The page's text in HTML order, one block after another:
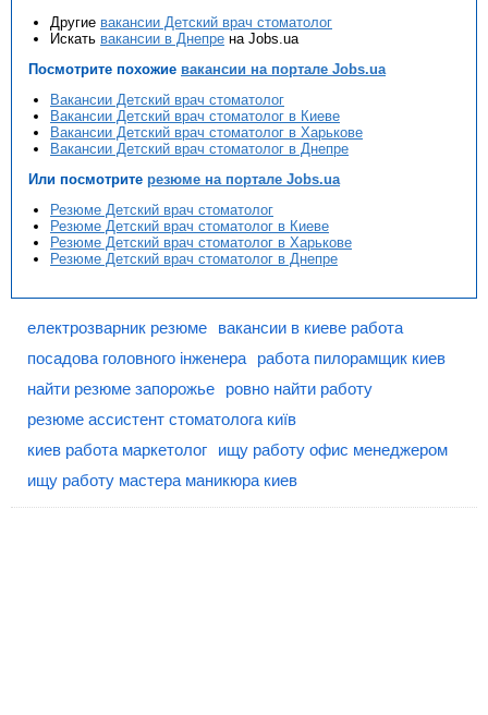
Другие вакансии Детский врач стоматолог
Искать вакансии в Днепре на Jobs.ua
Посмотрите похожие вакансии на портале Jobs.ua
Вакансии Детский врач стоматолог
Вакансии Детский врач стоматолог в Киеве
Вакансии Детский врач стоматолог в Харькове
Вакансии Детский врач стоматолог в Днепре
Или посмотрите резюме на портале Jobs.ua
Резюме Детский врач стоматолог
Резюме Детский врач стоматолог в Киеве
Резюме Детский врач стоматолог в Харькове
Резюме Детский врач стоматолог в Днепре
електрозварник резюме
вакансии в киеве работа
посадова головного інженера
работа пилорамщик киев
найти резюме запорожье
ровно найти работу
резюме ассистент стоматолога київ
киев работа маркетолог
ищу работу офис менеджером
ищу работу мастера маникюра киев